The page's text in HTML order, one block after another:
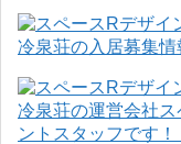
冷泉荘の入居募集
冷泉荘の運営会社
ントスタッフです！